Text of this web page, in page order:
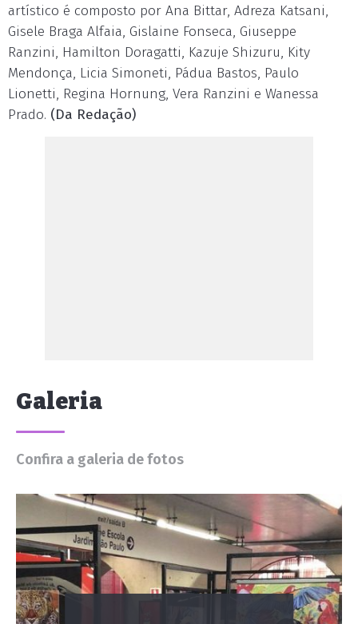
artístico é composto por Ana Bittar, Adreza Katsani,
Gisele Braga Alfaia, Gislaine Fonseca, Giuseppe
Ranzini, Hamilton Doragatti, Kazuje Shizuru, Kity
Mendonça, Licia Simoneti, Pádua Bastos, Paulo
Lionetti, Regina Hornung, Vera Ranzini e Wanessa
Prado. (Da Redação)
Galeria
Confira a galeria de fotos